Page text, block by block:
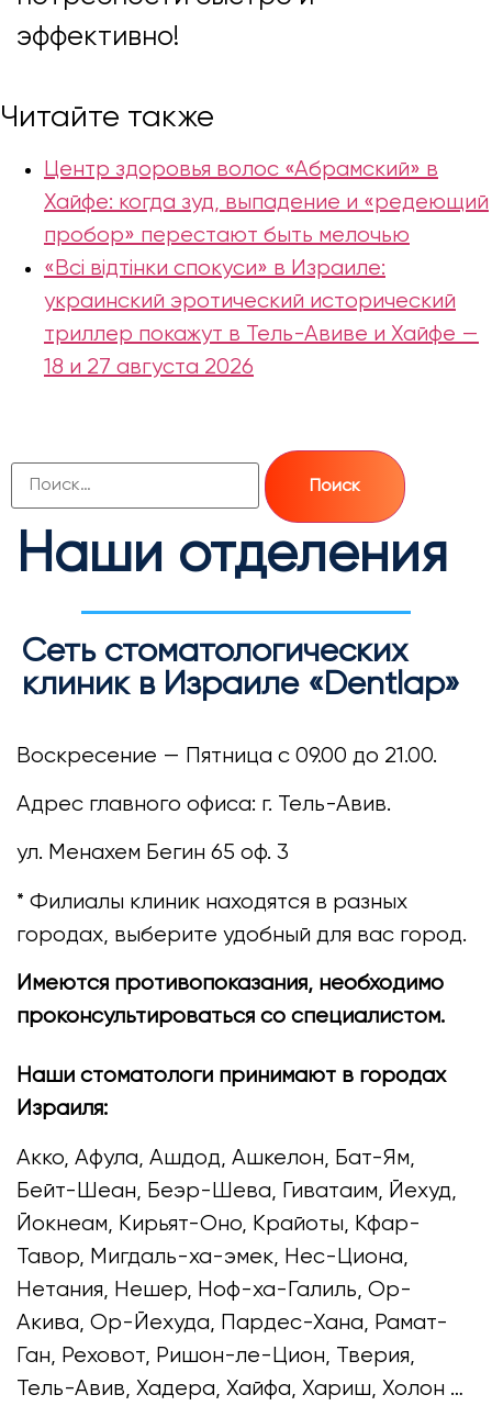
эффективно!
Читайте также
Центр здоровья волос «Абрaмский» в
Хайфе: когда зуд, выпадение и «редеющий
пробор» перестают быть мелочью
«Всі відтінки спокуси» в Израиле:
украинский эротический исторический
триллер покажут в Тель-Авиве и Хайфе —
18 и 27 августа 2026
Наши отделения
Сеть стоматологических
клиник в Израиле «Dentlap»
Воскресение — Пятница с 09.00 до 21.00.
Адрес главного офиса: г. Тель-Авив.
ул. Менахем Бегин 65 оф. 3
* Филиалы клиник находятся в разных
городах, выберите удобный для вас город.
Имеются противопоказания, необходимо
проконсультироваться со специалистом.
Наши стоматологи принимают в городах
Израиля:
Акко, Афула, Ашдод, Ашкелон, Бат-Ям,
Бейт-Шеан, Беэр-Шева, Гиватаим, Йехуд,
Йокнеам, Кирьят-Оно, Крайоты, Кфар-
Тавор, Мигдаль-ха-эмек, Нес-Циона,
Нетания, Нешер, Ноф-ха-Галиль, Ор-
Акива, Ор-Йехуда, Пардес-Хана, Рамат-
Ган, Реховот, Ришон-ле-Цион, Тверия,
Тель-Авив, Хадера, Хайфа, Хариш, Холон …